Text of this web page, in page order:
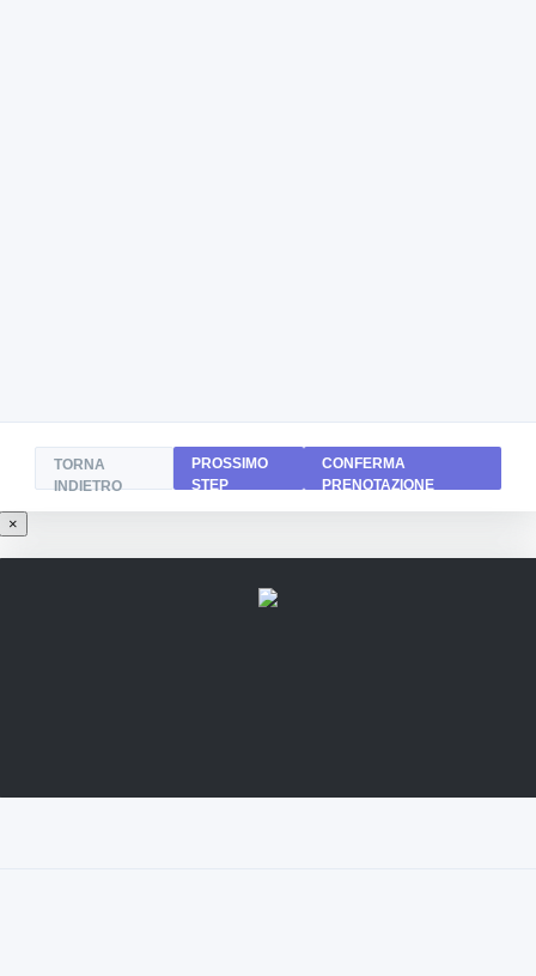
TORNA
INDIETRO
PROSSIMO
STEP
CONFERMA
PRENOTAZIONE
×